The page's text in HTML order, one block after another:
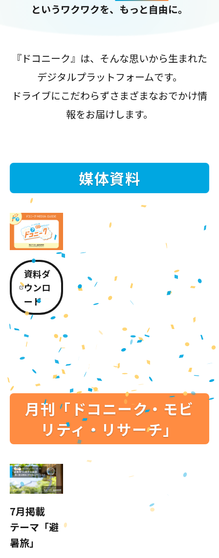
というワクワクを、もっと自由に。
『ドコニーク』は、そんな思いから生まれた
デジタルプラットフォームです。
ドライブにこだわらずさまざまなおでかけ情
報をお届けします。
媒体資料
資料ダ
ウンロ
ード
月刊「ドコニーク・モビ
リティ・リサーチ」
7月掲載
テーマ「避
暑旅」